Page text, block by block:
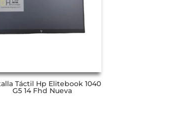
Táctil Hp Elitebook 1040
G5 14 Fhd Nueva